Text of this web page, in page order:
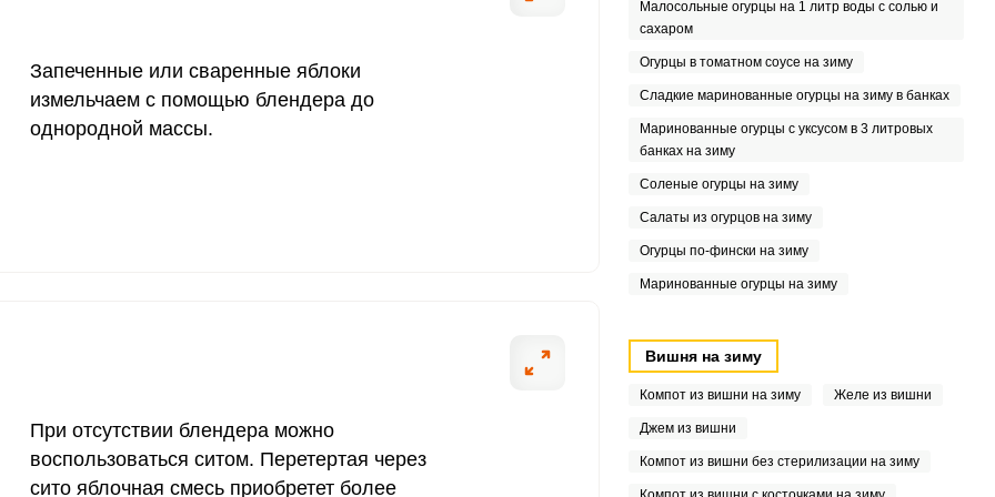
Запеченные или сваренные яблоки
измельчаем с помощью блендера до
однородной массы.
При отсутствии блендера можно
воспользоваться ситом. Перетертая через
сито яблочная смесь приобретет более
Малосольные огурцы на 1 литр воды с солью и
сахаром
Огурцы в томатном соусе на зиму
Сладкие маринованные огурцы на зиму в банках
Маринованные огурцы с уксусом в 3 литровых
банках на зиму
Соленые огурцы на зиму
Салаты из огурцов на зиму
Огурцы по-фински на зиму
Маринованные огурцы на зиму
Вишня на зиму
Компот из вишни на зиму Желе из вишни
Джем из вишни
Компот из вишни без стерилизации на зиму